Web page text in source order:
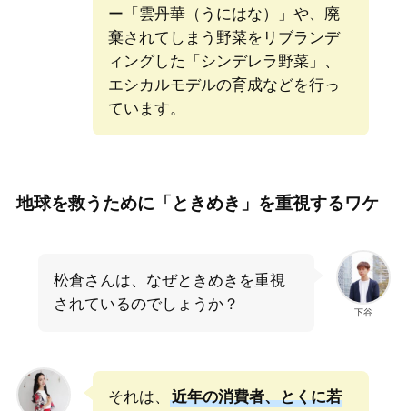
ー「雲丹華（うにはな）」や、廃
棄されてしまう野菜をリブランデ
ィングした「シンデレラ野菜」、
エシカルモデルの育成などを行っ
ています。
地球を救うために「ときめき」を重視するワケ
下谷
松倉さんは、なぜときめきを重視
されているのでしょうか？
それは、
近年の消費者、とくに若